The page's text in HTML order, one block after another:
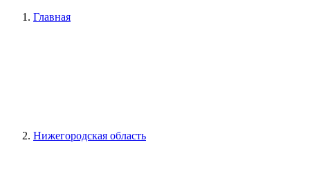
Главная
Нижегородская область